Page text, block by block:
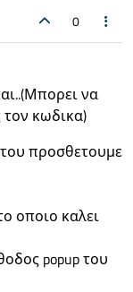
0
να
τον κωδικα)
προσθετουμε
οποιο καλει
popup του